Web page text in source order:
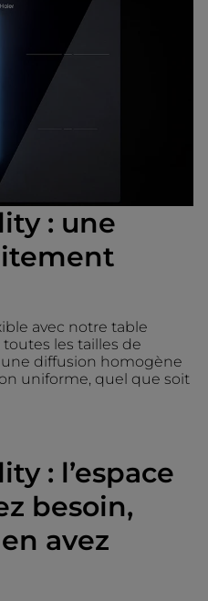
: une
avec notre table
les tailles de
diffusion homogène
uniforme, quel que soit
: l’espace
besoin,
avez